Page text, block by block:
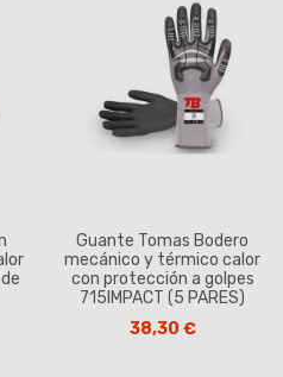
Guante Tomas Bodero
mecánico y térmico calor
con protección a golpes
715IMPACT (5 PARES)
38,30 €